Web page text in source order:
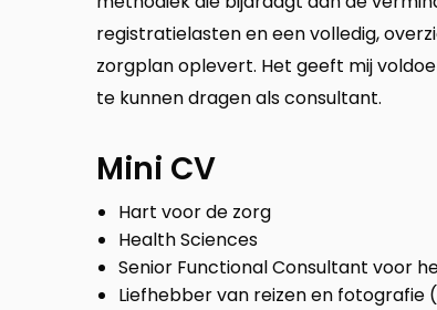
registratielasten en een volledig,
zorgplan oplevert. Het geeft mij
te kunnen dragen als consultant.
Mini CV
Hart voor de zorg
Health Sciences
Senior Functional Consultant voor
Liefhebber van reizen en fotografie